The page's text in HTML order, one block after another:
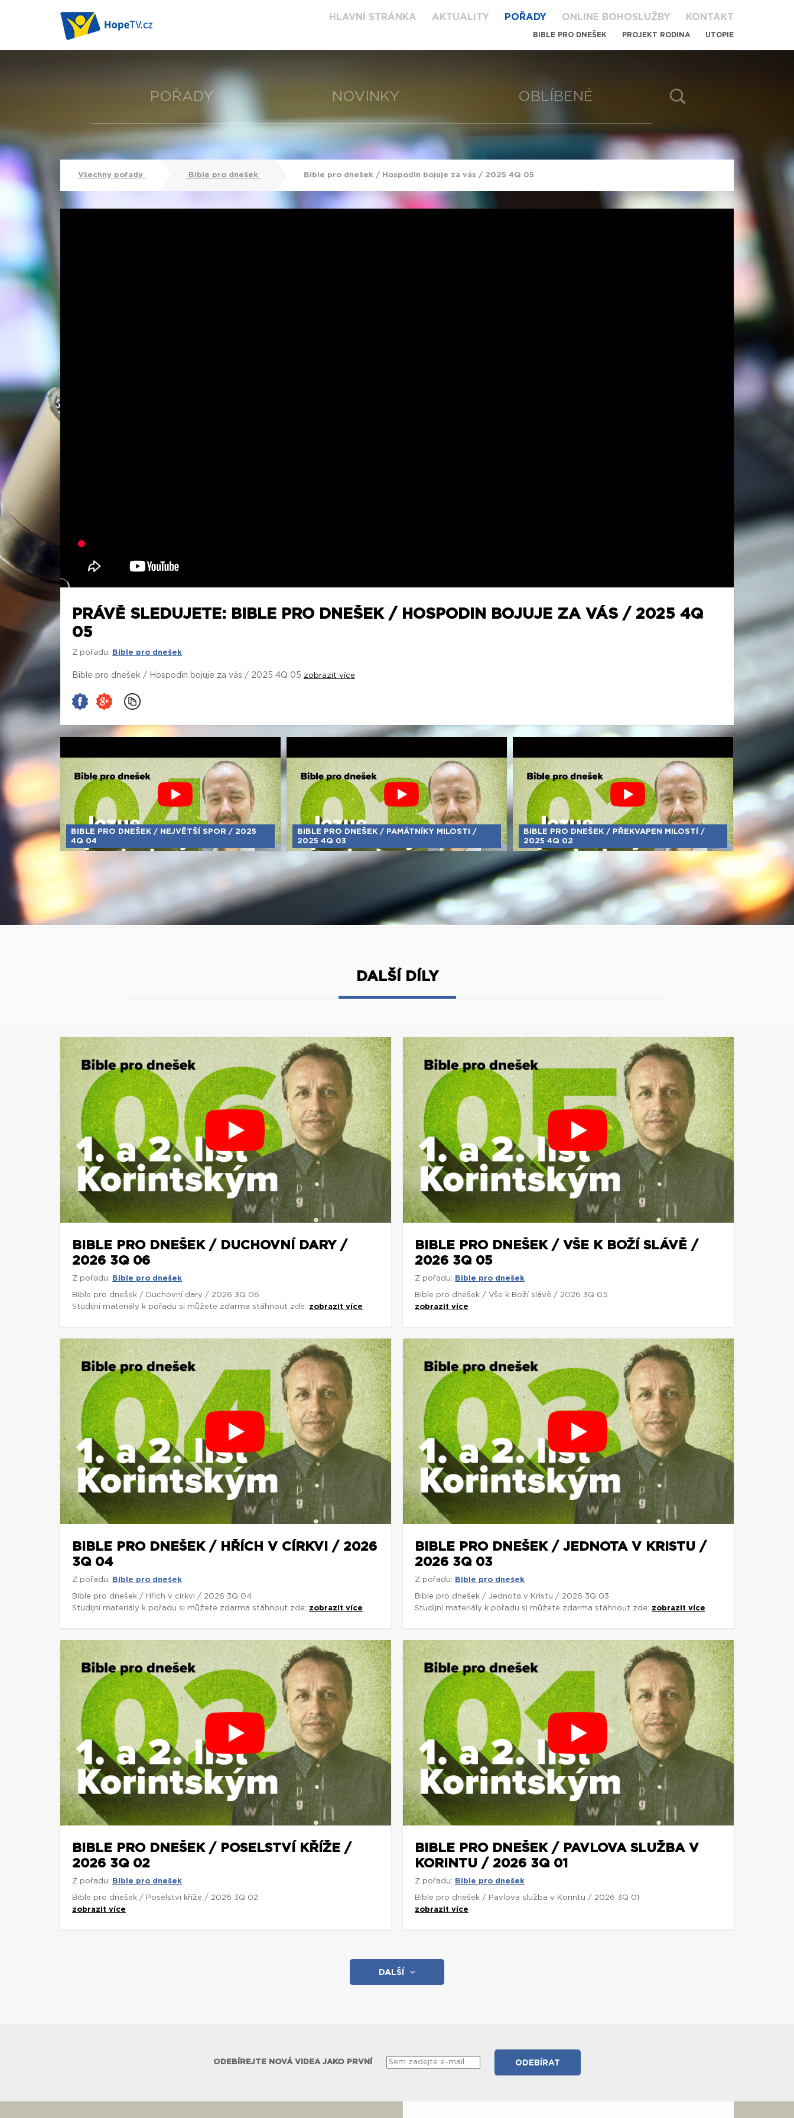
HLAVNÍ STRÁNKA AKTUALITY POŘADY ONLINE BOHOSLUŽBY KONTAKT
BIBLE PRO DNEŠEK PROJEKT RODINA UTOPIE
POŘADY NOVINKY OBLÍBENÉ
Všechny pořady Bible pro dnešek Bible pro dnešek / Hospodin bojuje za vás / 2025 4Q 05
PRÁVĚ SLEDUJETE: BIBLE PRO DNEŠEK / HOSPODIN BOJUJE ZA VÁS / 2025 4Q
05
Z pořadu: Bible pro dnešek
Bible pro dnešek / Hospodin bojuje za vás / 2025 4Q 05 zobrazit více
BIBLE PRO DNEŠEK / NEJVĚTŠÍ SPOR / 2025
4Q 04
BIBLE PRO DNEŠEK / PAMÁTNÍKY MILOSTI /
2025 4Q 03
BIBLE PRO DNEŠEK / PŘEKVAPEN MILOSTÍ /
2025 4Q 02
DALŠÍ DÍLY
BIBLE PRO DNEŠEK / DUCHOVNÍ DARY /
2026 3Q 06
Z pořadu: Bible pro dnešek
Bible pro dnešek / Duchovní dary / 2026 3Q 06
Studijní materiály k pořadu si můžete zdarma stáhnout zde: zobrazit více
BIBLE PRO DNEŠEK / VŠE K BOŽÍ SLÁVĚ /
2026 3Q 05
Z pořadu: Bible pro dnešek
Bible pro dnešek / Vše k Boží slávě / 2026 3Q 05
zobrazit více
BIBLE PRO DNEŠEK / HŘÍCH V CÍRKVI / 2026
3Q 04
Z pořadu: Bible pro dnešek
Bible pro dnešek / Hřích v církvi / 2026 3Q 04
Studijní materiály k pořadu si můžete zdarma stáhnout zde: zobrazit více
BIBLE PRO DNEŠEK / JEDNOTA V KRISTU /
2026 3Q 03
Z pořadu: Bible pro dnešek
Bible pro dnešek / Jednota v Kristu / 2026 3Q 03
Studijní materiály k pořadu si můžete zdarma stáhnout zde: zobrazit více
BIBLE PRO DNEŠEK / POSELSTVÍ KŘÍŽE /
2026 3Q 02
Z pořadu: Bible pro dnešek
Bible pro dnešek / Poselství kříže / 2026 3Q 02
zobrazit více
BIBLE PRO DNEŠEK / PAVLOVA SLUŽBA V
KORINTU / 2026 3Q 01
Z pořadu: Bible pro dnešek
Bible pro dnešek / Pavlova služba v Korintu / 2026 3Q 01
zobrazit více
DALŠÍ
ODEBÍREJTE NOVÁ VIDEA JAKO PRVNÍ